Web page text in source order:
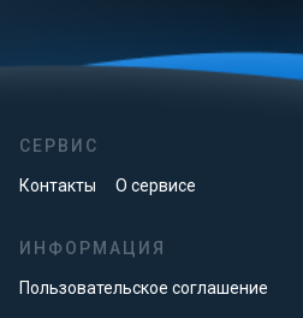
СЕРВИС
Контакты О сервисе
ИНФОРМАЦИЯ
Пользовательское соглашение